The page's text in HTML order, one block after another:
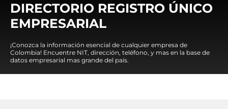
DIRECTORIO REGISTRO ÚNICO
EMPRESARIAL
¡Conozca la información esencial de cualquier empresa de
Colombia! Encuentre NIT, dirección, teléfono, y mas en la base de
datos empresarial mas grande del país.